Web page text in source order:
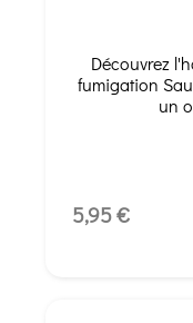
Découvrez
fumigation
un
5,95 €